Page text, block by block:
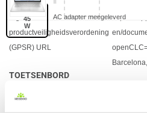
45
W
Eigenschap Waarde
Algemene
productveiligheidsverordening
(GPSR) URL
https://
en/
TOETSENBORD
Aanwijsapparaat